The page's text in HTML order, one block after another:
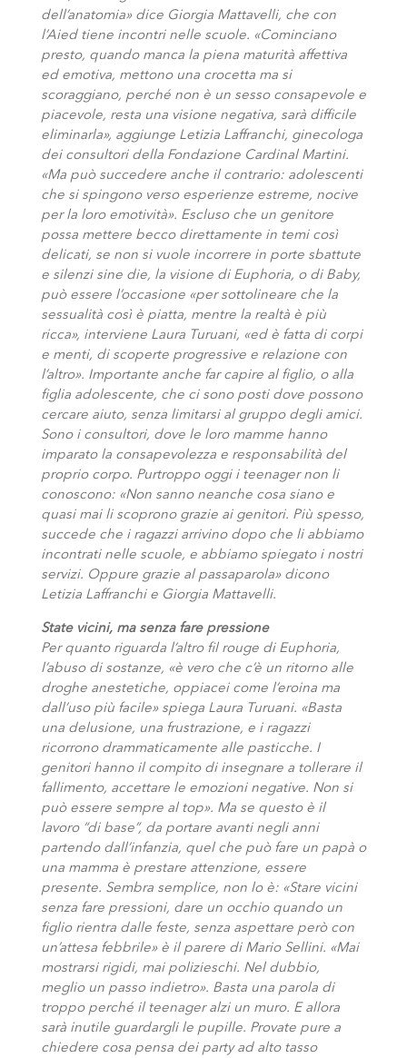
dell’anatomia» dice Giorgia Mattavelli, che con
l’Aied tiene incontri nelle scuole. «Cominciano
presto, quando manca la piena maturità affettiva
ed emotiva, mettono una crocetta ma si
scoraggiano, perché non è un sesso consapevole e
piacevole, resta una visione negativa, sarà difficile
eliminarla», aggiunge Letizia Laffranchi, ginecologa
dei consultori della Fondazione Cardinal Martini.
«Ma può succedere anche il contrario: adolescenti
che si spingono verso esperienze estreme, nocive
per la loro emotività». Escluso che un genitore
possa mettere becco direttamente in temi così
delicati, se non si vuole incorrere in porte sbattute
e silenzi sine die, la visione di Euphoria, o di Baby,
può essere l’occasione «per sottolineare che la
sessualità così è piatta, mentre la realtà è più
ricca», interviene Laura Turuani, «ed è fatta di corpi
e menti, di scoperte progressive e relazione con
l’altro». Importante anche far capire al figlio, o alla
figlia adolescente, che ci sono posti dove possono
cercare aiuto, senza limitarsi al gruppo degli amici.
Sono i consultori, dove le loro mamme hanno
imparato la consapevolezza e responsabilità del
proprio corpo. Purtroppo oggi i teenager non li
conoscono: «Non sanno neanche cosa siano e
quasi mai li scoprono grazie ai genitori. Più spesso,
succede che i ragazzi arrivino dopo che li abbiamo
incontrati nelle scuole, e abbiamo spiegato i nostri
servizi. Oppure grazie al passaparola» dicono
Letizia Laffranchi e Giorgia Mattavelli.
State vicini, ma senza fare pressione
Per quanto riguarda l’altro fil rouge di Euphoria,
l’abuso di sostanze, «è vero che c’è un ritorno alle
droghe anestetiche, oppiacei come l’eroina ma
dall’uso più facile» spiega Laura Turuani. «Basta
una delusione, una frustrazione, e i ragazzi
ricorrono drammaticamente alle pasticche. I
genitori hanno il compito di insegnare a tollerare il
fallimento, accettare le emozioni negative. Non si
può essere sempre al top». Ma se questo è il
lavoro “di base”, da portare avanti negli anni
partendo dall’infanzia, quel che può fare un papà o
una mamma è prestare attenzione, essere
presente. Sembra semplice, non lo è: «Stare vicini
senza fare pressioni, dare un occhio quando un
figlio rientra dalle feste, senza aspettare però con
un’attesa febbrile» è il parere di Mario Sellini. «Mai
mostrarsi rigidi, mai polizieschi. Nel dubbio,
meglio un passo indietro». Basta una parola di
troppo perché il teenager alzi un muro. E allora
sarà inutile guardargli le pupille. Provate pure a
chiedere cosa pensa dei party ad alto tasso